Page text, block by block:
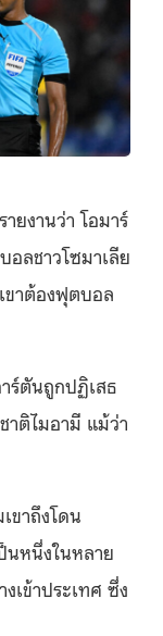
ยงานว่า โอมาร์
ลชาวโซมาเลีย
ขาต้องฟุตบอล
ร์ตันถูกปฏิเสธ
าติไมอามี แม้ว่า
ขาถึงโดน
นหนึ่งในหลาย
เข้าประเทศ ซึ่ง